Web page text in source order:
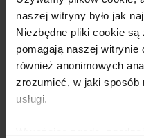
naszej witryny było jak
Niezbędne pliki cookie są
pomagają naszej witrynie
również anonimowych
zrozumieć, w jaki
usługi.
Dostawcy